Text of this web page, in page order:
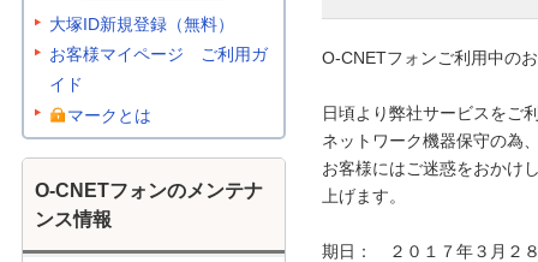
O-CNETフォンご利用中の
日頃より弊社サービスをご
ネットワーク機器保守の為
お客様にはご迷惑をおかけ
上げます。
期日：　２０１７年３月２
大塚ID新規登録（無料）
お客様マイページ ご利用ガ
イド
マークとは
O-CNETフォンのメンテナ
ンス情報